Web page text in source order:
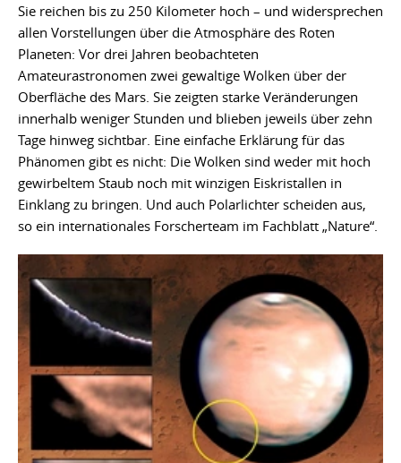
Sie reichen bis zu 250 Kilometer hoch – und widersprechen
allen Vorstellungen über die Atmosphäre des Roten
Planeten: Vor drei Jahren beobachteten
Amateurastronomen zwei gewaltige Wolken über der
Oberfläche des Mars. Sie zeigten starke Veränderungen
innerhalb weniger Stunden und blieben jeweils über zehn
Tage hinweg sichtbar. Eine einfache Erklärung für das
Phänomen gibt es nicht: Die Wolken sind weder mit hoch
gewirbeltem Staub noch mit winzigen Eiskristallen in
Einklang zu bringen. Und auch Polarlichter scheiden aus,
so ein internationales Forscherteam im Fachblatt „Nature“.